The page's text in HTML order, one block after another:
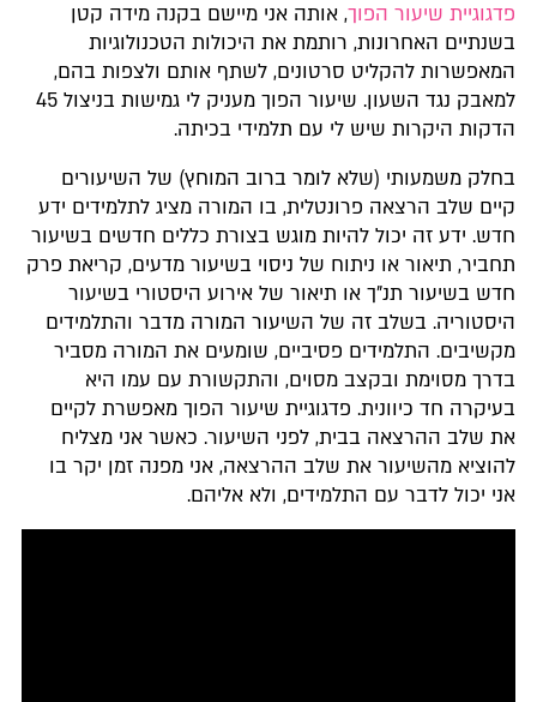
פדגוגיית שיעור הפוך, אותה אני מיישם בקנה מידה קטן
בשנתיים האחרונות, רותמת את היכולות הטכנולוגיות
המאפשרות להקליט סרטונים, לשתף אותם ולצפות בהם,
למאבק נגד השעון. שיעור הפוך מעניק לי גמישות בניצול 45
הדקות היקרות שיש לי עם תלמידי בכיתה.
בחלק משמעותי (שלא לומר ברוב המוחץ) של השיעורים
קיים שלב הרצאה פרונטלית, בו המורה מציג לתלמידים ידע
חדש. ידע זה יכול להיות מוגש בצורת כללים חדשים בשיעור
תחביר, תיאור או ניתוח של ניסוי בשיעור מדעים, קריאת פרק
חדש בשיעור תנ"ך או תיאור של אירוע היסטורי בשיעור
היסטוריה. בשלב זה של השיעור המורה מדבר והתלמידים
מקשיבים. התלמידים פסיביים, שומעים את המורה מסביר
בדרך מסוימת ובקצב מסוים, והתקשורת עם עמו היא
בעיקרה חד כיוונית. פדגוגיית שיעור הפוך מאפשרת לקיים
את שלב ההרצאה בבית, לפני השיעור. כאשר אני מצליח
להוציא מהשיעור את שלב ההרצאה, אני מפנה זמן יקר בו
אני יכול לדבר עם התלמידים, ולא אליהם.